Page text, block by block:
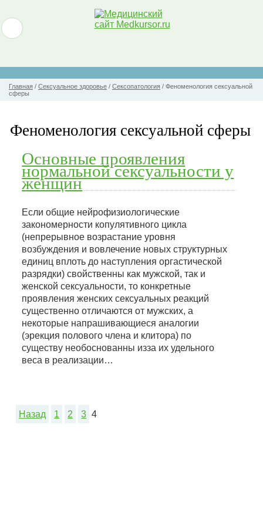
Главная / Сексуальное здоровье / Сексопатология / Феноменология сексуальной
сферы
Феноменология сексуальной сферы
Основные проявления
нормальной сексуальности у
женщин
Если общие нейрофизиологические
закономерности копулятивного цикла
(непрерывное возрастание уровня
возбуждения и вовлечение новых структурных
единиц вплоть до наступления оргастической
разрядки) свойственны как мужской, так и
женской сексуальности, то конкретные
проявления женских сексуальных реакций
существенно отличаются от мужских, а
некоторые напрашивающиеся аналогии
(эрекция полового члена и клитора) по
существу необоснованны изза их удельного
веса в реализации…
Назад 1 2 3 4